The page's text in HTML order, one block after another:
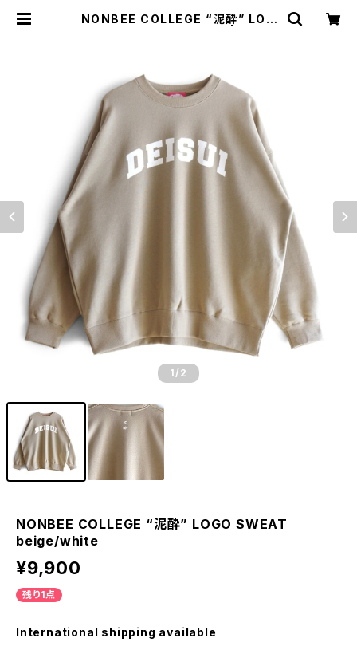
NONBEE COLLEGE “泥酔” LOG
1 /2
NONBEE COLLEGE “泥酔” LOGO SWEAT
beige/white
¥9,900
残り1点
International shipping available